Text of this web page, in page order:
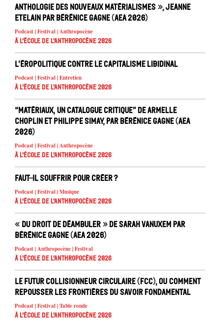
anthologie des nouveaux matérialismes », Jeanne
Etelain par Bérénice Gagne (AEA 2026)
Podcast | Festival | Anthropocène
À l'école de l'Anthropocène 2026
L’éropolitique contre le capitalisme libidinal
Podcast | Festival | Entretien
À l'école de l'Anthropocène 2026
“Matériaux, un catalogue critique” de Armelle
Choplin et Philippe Simay, par Bérénice Gagne (AEA
2026)
Podcast | Festival | Anthropocène
À l'école de l'Anthropocène 2026
Faut-il souffrir pour créer ?
Podcast | Festival | Musique
À l'école de l'Anthropocène 2026
« Du droit de déambuler » de Sarah Vanuxem par
Bérénice Gagne (AEA 2026)
Podcast | Anthropocène | Festival
À l'école de l'Anthropocène 2026
Le Futur Collisionneur Circulaire (FCC), ou comment
repousser les frontières du savoir fondamental
Podcast | Festival | Table ronde
À l'école de l'Anthropocène 2026